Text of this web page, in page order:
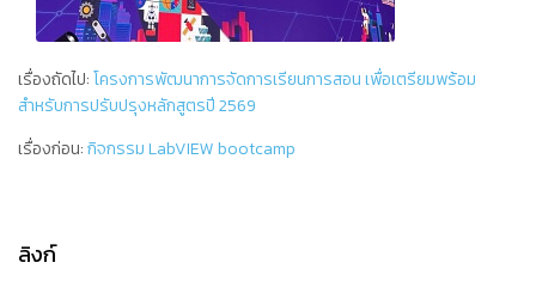
เรื่องถัดไป:โครงการพัฒนาการจัดการเรียนการสอน เพื่อเตรียมพร้อม
สำหรับการปรับปรุงหลักสูตรปี 2569
เรื่องก่อน:กิจกรรม LabVIEW bootcamp
ลิงก์